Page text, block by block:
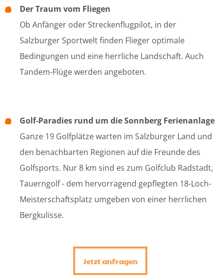
Der Traum vom Fliegen
Ob Anfänger oder Streckenflugpilot, in der
Salzburger Sportwelt finden Flieger optimale
Bedingungen und eine herrliche Landschaft. Auch
Tandem-Flüge werden angeboten.
Golf-Paradies rund um die Sonnberg Ferienanlage
Ganze 19 Golfplätze warten im Salzburger Land und
den benachbarten Regionen auf die Freunde des
Golfsports. Nur 8 km sind es zum Golfclub Radstadt,
Tauerngolf - dem hervorragend gepflegten 18-Loch-
Meisterschaftsplatz umgeben von einer herrlichen
Bergkulisse.
Jetzt anfragen